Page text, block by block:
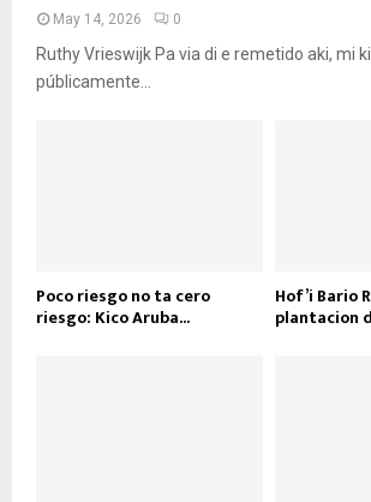
May 14, 2026 0
Ruthy Vrieswijk Pa via di e remetido aki, mi
públicamente...
Poco riesgo no ta cero
riesgo: Kico Aruba...
Hof’i Bario
plantacion